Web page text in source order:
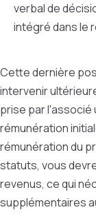
verbal de
intégré dans le
Cette dernière
intervenir
prise par l'associé
rémunération
rémunération du
statuts, vous
revenus, ce qui
supplémentaires